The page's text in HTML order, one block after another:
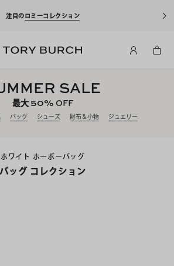
注目のロミーコレクション
SALE
最大50% OFF
バッグ シューズ 財布＆小物 ジュエリー
ホワイト ホーボーバッグ
バッグ コレクション